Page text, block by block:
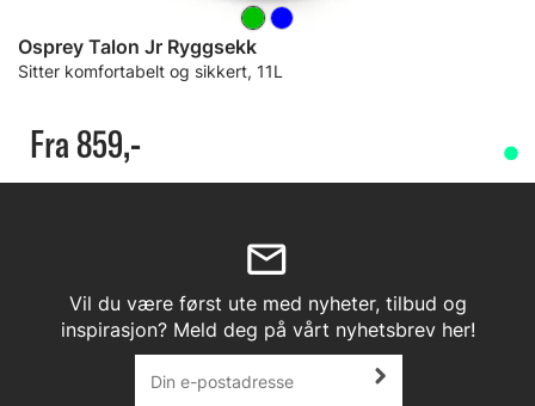
Osprey Talon Jr Ryggsekk
Sitter komfortabelt og sikkert, 11L
Fra 859,-
Vil du være først ute med nyheter, tilbud og
inspirasjon? Meld deg på vårt nyhetsbrev her!